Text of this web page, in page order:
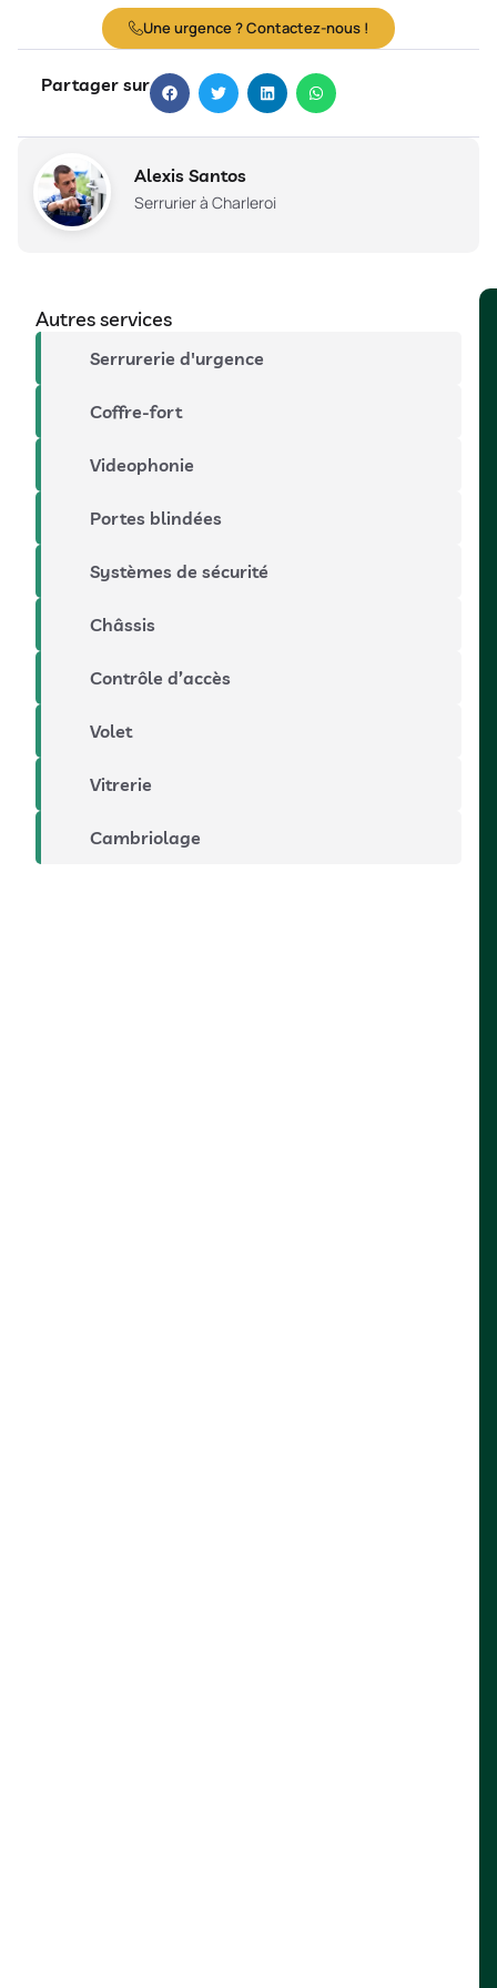
Une urgence ? Contactez-nous !
Partager sur
Alexis Santos
Serrurier à Charleroi
Autres services
Serrurerie d'urgence
Coffre-fort
Videophonie
Portes blindées
Systèmes de sécurité
Châssis
Contrôle d’accès
Volet
Vitrerie
Cambriolage